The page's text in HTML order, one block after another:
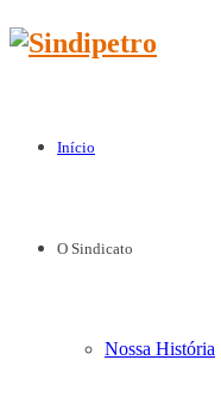
Início
O Sindicato
Nossa História